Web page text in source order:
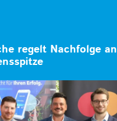
regelt Nachfolge an